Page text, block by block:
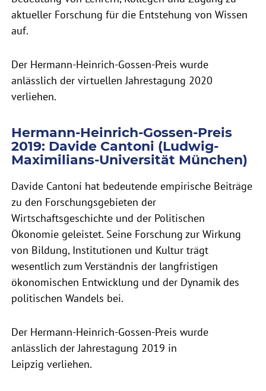
aktueller Forschung für die Entstehung von Wissen
auf.
Der Hermann-Heinrich-Gossen-Preis wurde
anlässlich der virtuellen Jahrestagung 2020
verliehen.
Hermann-Heinrich-Gossen-Preis
2019: Davide Cantoni (Ludwig-
Maximilians-Universität München)
Davide Cantoni hat bedeutende empirische Beiträge
zu den Forschungsgebieten der
Wirtschaftsgeschichte und der Politischen
Ökonomie geleistet. Seine Forschung zur Wirkung
von Bildung, Institutionen und Kultur trägt
wesentlich zum Verständnis der langfristigen
ökonomischen Entwicklung und der Dynamik des
politischen Wandels bei.
Der Hermann-Heinrich-Gossen-Preis wurde
anlässlich der Jahrestagung 2019 in
Leipzig verliehen.